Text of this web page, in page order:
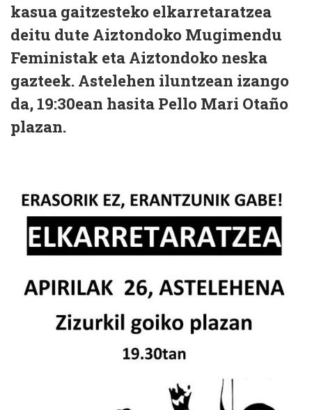
kasua gaitzesteko elkarretaratzea
deitu dute Aiztondoko Mugimendu
Feministak eta Aiztondoko neska
gazteek. Astelehen iluntzean izango
da, 19:30ean hasita Pello Mari Otaño
plazan.